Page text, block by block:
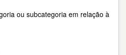
ou subcategoria em relação à